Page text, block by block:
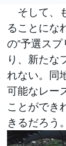
そして、
ることにな
の”予選ス
り、新たな
れない。同
可能なレー
ことができ
きるだろう。